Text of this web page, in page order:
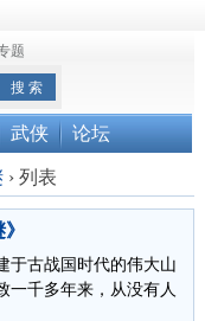
题
武侠 论坛
›列表
于古战国时代的伟大山
一千多年来，从没有人